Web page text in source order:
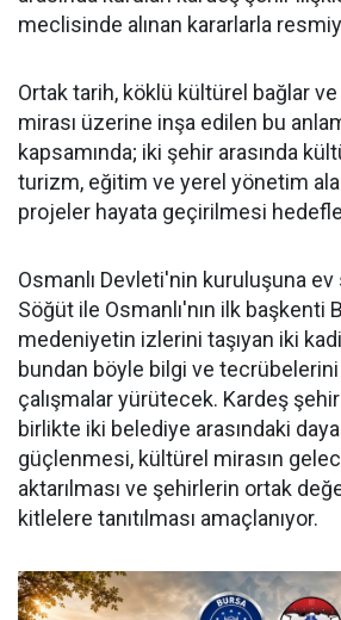
meclisinde alınan kararlarla
Ortak tarih, köklü kültürel bağlar
mirası üzerine inşa edilen bu
kapsamında; iki şehir arasında
turizm, eğitim ve yerel yönetim
projeler hayata geçirilmesi
Osmanlı Devleti'nin kuruluşuna
Söğüt ile Osmanlı'nın ilk başkenti
medeniyetin izlerini taşıyan iki
bundan böyle bilgi ve
çalışmalar yürütecek. Kardeş
birlikte iki belediye arasındaki
güçlenmesi, kültürel mirasın
aktarılması ve şehirlerin ortak
kitlelere tanıtılması amaçlanıyor.